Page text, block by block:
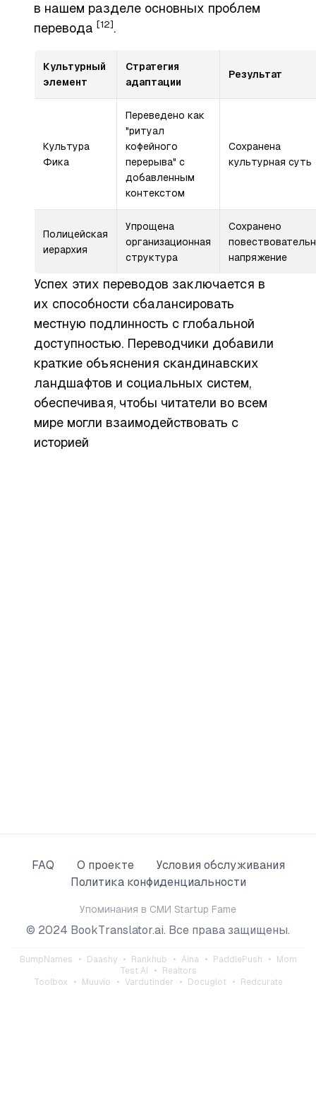
в нашем разделе основных проблем
перевода [12] .
Культурный
элемент
Стратегия
адаптации
Результат
Культура
Фика
Переведено как
"ритуал
кофейного
перерыва" с
добавленным
контекстом
Сохранена
культурная суть
Полицейская
иерархия
Упрощена
организационная
структура
Сохранено
напряжение
Успех этих переводов заключается в
их способности сбалансировать
местную подлинность с глобальной
доступностью. Переводчики добавили
краткие объяснения скандинавских
ландшафтов и социальных систем,
обеспечивая, чтобы читатели во всем
мире могли взаимодействовать с
историей
FAQ О проекте
Условия обслуживания
Политика конфиденциальности
Упоминания в СМИ Startup Fame
© 2024 BookTranslator.ai. Все права защищены.
BumpNames • Daashy • Rankhub • Aina • PaddlePush •
Mom
Test AI
•
Realtors
Toolbox
• Muuvio • Vardutinder • Docuglot • Redcurate